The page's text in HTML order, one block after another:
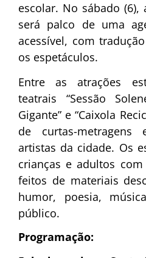
escolar. No sábado (6),
será palco de uma
acessível, com
os espetáculos.
Entre as atrações
teatrais “Sessão
Gigante” e “Caixola
de curtas-metragens
artistas da cidade. Os
crianças e adultos
feitos de materiais
humor, poesia,
público.
Programação: